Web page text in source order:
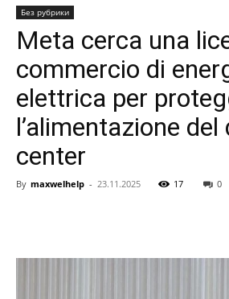
Без рубрики
Meta cerca una
commercio di
elettrica per
l’alimentazione del
center
By maxwelhelp - 23.11.2025 17 0